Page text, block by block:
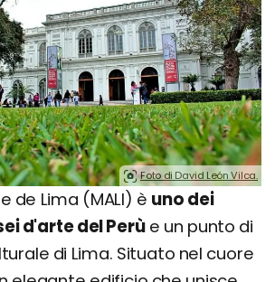
Foto di David León Vilca.
de Lima (MALI) è uno dei
d'arte del Perùe un punto di
di Lima. Situato nel cuore